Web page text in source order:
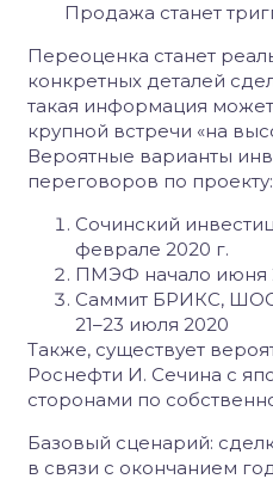
Продажа станет
Переоценка станет
конкретных деталей
такая информация
крупной встречи «на
Вероятные варианты
переговоров по проекту:
Сочинский
феврале 2020 г.
ПМЭФ начало июня
Саммит БРИКС, ШОС
21–23 июля 2020
Также, существует
Роснефти И. Сечина с
сторонами по
Базовый сценарий:
в связи с окончанием